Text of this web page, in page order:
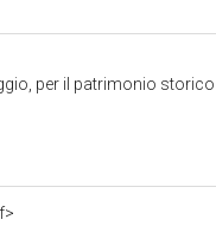
artistico e